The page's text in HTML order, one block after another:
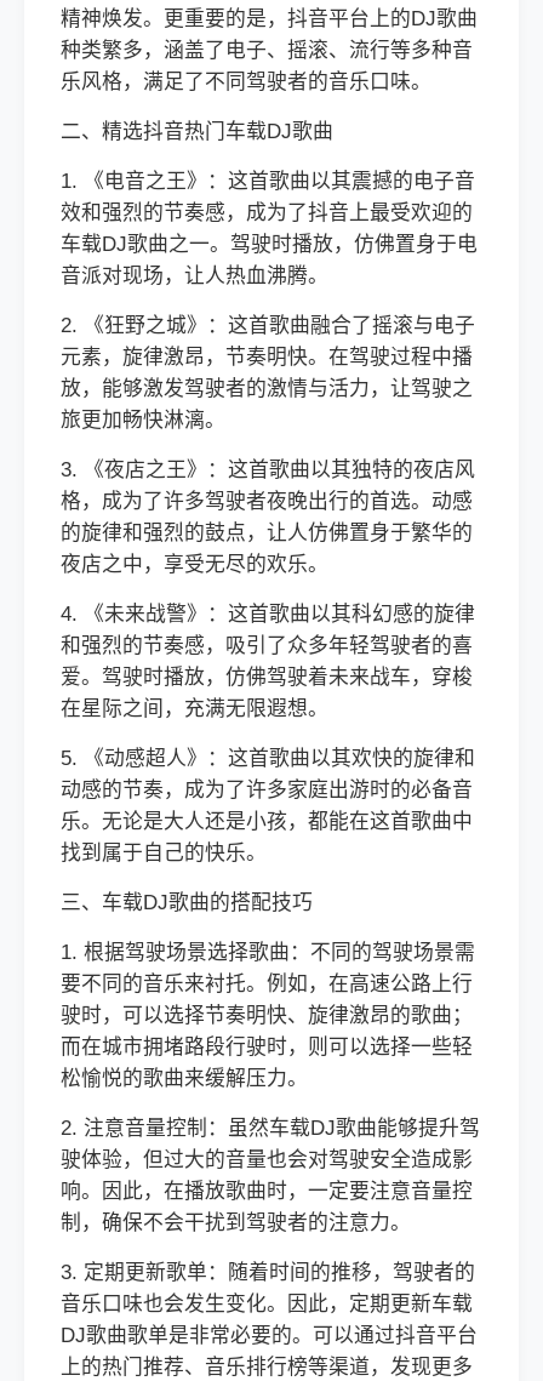
精神焕发。更重要的是，抖音平台上的DJ歌曲
种类繁多，涵盖了电子、摇滚、流行等多种音
乐风格，满足了不同驾驶者的音乐口味。
二、精选抖音热门车载DJ歌曲
1. 《电音之王》：这首歌曲以其震撼的电子音
效和强烈的节奏感，成为了抖音上最受欢迎的
车载DJ歌曲之一。驾驶时播放，仿佛置身于电
音派对现场，让人热血沸腾。
2. 《狂野之城》：这首歌曲融合了摇滚与电子
元素，旋律激昂，节奏明快。在驾驶过程中播
放，能够激发驾驶者的激情与活力，让驾驶之
旅更加畅快淋漓。
3. 《夜店之王》：这首歌曲以其独特的夜店风
格，成为了许多驾驶者夜晚出行的首选。动感
的旋律和强烈的鼓点，让人仿佛置身于繁华的
夜店之中，享受无尽的欢乐。
4. 《未来战警》：这首歌曲以其科幻感的旋律
和强烈的节奏感，吸引了众多年轻驾驶者的喜
爱。驾驶时播放，仿佛驾驶着未来战车，穿梭
在星际之间，充满无限遐想。
5. 《动感超人》：这首歌曲以其欢快的旋律和
动感的节奏，成为了许多家庭出游时的必备音
乐。无论是大人还是小孩，都能在这首歌曲中
找到属于自己的快乐。
三、车载DJ歌曲的搭配技巧
1. 根据驾驶场景选择歌曲：不同的驾驶场景需
要不同的音乐来衬托。例如，在高速公路上行
驶时，可以选择节奏明快、旋律激昂的歌曲；
而在城市拥堵路段行驶时，则可以选择一些轻
松愉悦的歌曲来缓解压力。
2. 注意音量控制：虽然车载DJ歌曲能够提升驾
驶体验，但过大的音量也会对驾驶安全造成影
响。因此，在播放歌曲时，一定要注意音量控
制，确保不会干扰到驾驶者的注意力。
3. 定期更新歌单：随着时间的推移，驾驶者的
音乐口味也会发生变化。因此，定期更新车载
DJ歌曲歌单是非常必要的。可以通过抖音平台
上的热门推荐、音乐排行榜等渠道，发现更多